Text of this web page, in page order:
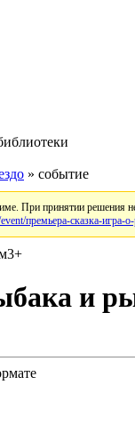
» событие
При принятии решения
премьера-сказка-игра-
3+
и